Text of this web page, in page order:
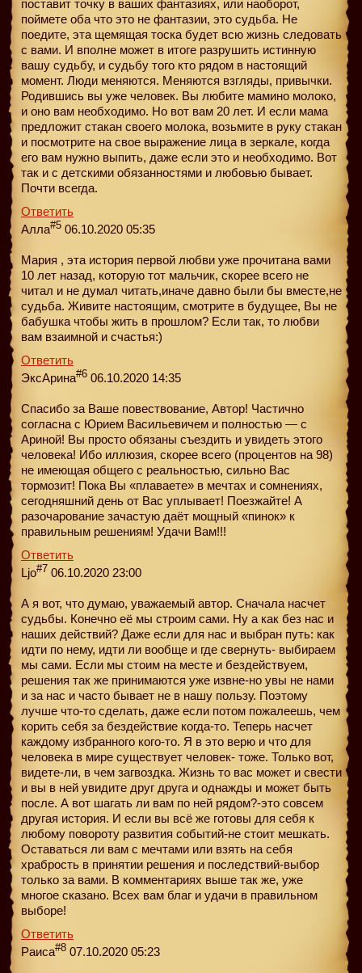
поставит точку в ваших фантазиях, или наоборот,
поймете оба что это не фантазии, это судьба. Не
поедите, эта щемящая тоска будет всю жизнь следовать
с вами. И вполне может в итоге разрушить истинную
вашу судьбу, и судьбу того кто рядом в настоящий
момент. Люди меняются. Меняются взгляды, привычки.
Родившись вы уже человек. Вы любите мамино молоко,
и оно вам необходимо. Но вот вам 20 лет. И если мама
предложит стакан своего молока, возьмите в руку стакан
и посмотрите на свое выражение лица в зеркале, когда
его вам нужно выпить, даже если это и необходимо. Вот
так и с детскими обязанностями и любовью бывает.
Почти всегда.
Ответить
Алла#5 06.10.2020 05:35
Мария , эта история первой любви уже прочитана вами
10 лет назад, которую тот мальчик, скорее всего не
читал и не думал читать,иначе давно были бы вместе,не
судьба. Живите настоящим, смотрите в будущее, Вы не
бабушка чтобы жить в прошлом? Если так, то любви
вам взаимной и счастья:)
Ответить
ЭксАрина#6 06.10.2020 14:35
Спасибо за Ваше повествование, Автор! Частично
согласна с Юрием Васильевичем и полностью — с
Ариной! Вы просто обязаны съездить и увидеть этого
человека! Ибо иллюзия, скорее всего (процентов на 98)
не имеющая общего с реальностью, сильно Вас
тормозит! Пока Вы «плаваете» в мечтах и сомнениях,
сегодняшний день от Вас уплывает! Поезжайте! А
разочарование зачастую даёт мощный «пинок» к
правильным решениям! Удачи Вам!!!
Ответить
Ljo#7 06.10.2020 23:00
А я вот, что думаю, уважаемый автор. Сначала насчет
судьбы. Конечно её мы строим сами. Ну а как без нас и
наших действий? Даже если для нас и выбран путь: как
идти по нему, идти ли вообще и где свернуть- выбираем
мы сами. Если мы стоим на месте и бездействуем,
решения так же принимаются уже извне-но увы не нами
и за нас и часто бывает не в нашу пользу. Поэтому
лучше что-то сделать, даже если потом пожалеешь, чем
корить себя за бездействие когда-то. Теперь насчет
каждому избранного кого-то. Я в это верю и что для
человека в мире существует человек- тоже. Только вот,
видете-ли, в чем загвоздка. Жизнь то вас может и свести
и вы в ней увидите друг друга и однажды и может быть
после. А вот шагать ли вам по ней рядом?-это совсем
другая история. И если вы всё же готовы для себя к
любому повороту развития событий-не стоит мешкать.
Оставаться ли вам с мечтами или взять на себя
храбрость в принятии решения и последствий-выбор
только за вами. В комментариях выше так же, уже
многое сказано. Всех вам благ и удачи в правильном
выборе!
Ответить
Раиса#8 07.10.2020 05:23